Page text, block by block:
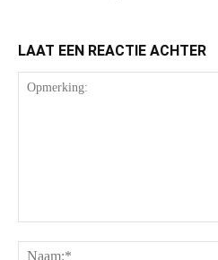
LAAT EEN REACTIE ACHTER